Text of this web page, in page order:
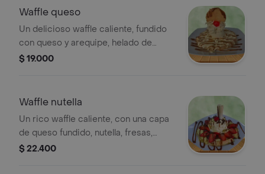
Waffle queso
Un delicioso waffle caliente, fundido
con queso y arequipe, helado de
vainilla, chantilly y barquillos.
$ 19.000
Waffle nutella
Un rico waffle caliente, con una capa
de queso fundido, nutella, fresas,
banano, chantilly, salsa de chocolate y
$ 22.400